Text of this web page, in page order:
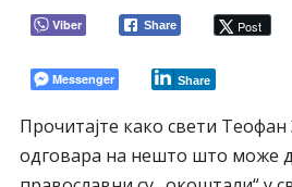
Viber Share Post
Messenger Share
Прочитајте како свети
одговара на нешто што може